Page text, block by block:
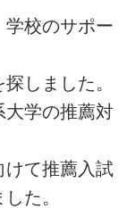
校のサポー
しました。
大学の推薦対
けて推薦入試
た。